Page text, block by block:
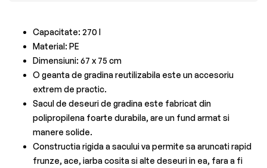
Capacitate: 270 l
Material: PE
Dimensiuni: 67 x 75 cm
O geanta de gradina reutilizabila este un accesoriu
extrem de practic.
Sacul de deseuri de gradina este fabricat din
polipropilena foarte durabila, are un fund armat si
manere solide.
Constructia rigida a sacului va permite sa aruncati rapid
frunze, ace, iarba cosita si alte deseuri in ea, fara a fi